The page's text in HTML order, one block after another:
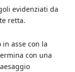
evidenziati da
retta.
asse con la
con una